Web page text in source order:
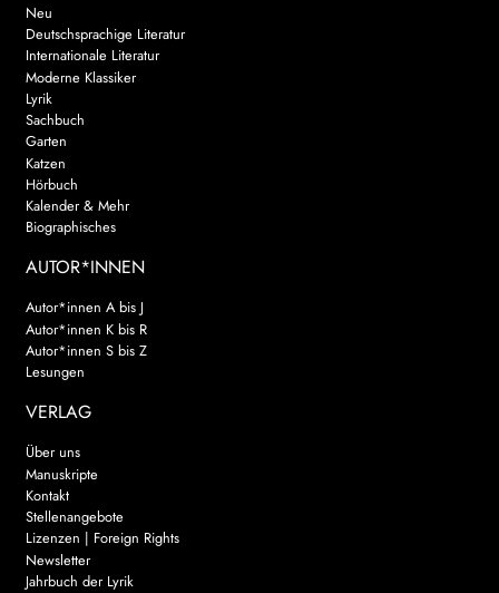
Neu
Deutschsprachige Literatur
Internationale Literatur
Moderne Klassiker
Lyrik
Sachbuch
Garten
Katzen
Hörbuch
Kalender & Mehr
Biographisches
AUTOR*INNEN
Autor*innen A bis J
Autor*innen K bis R
Autor*innen S bis Z
Lesungen
VERLAG
Über uns
Manuskripte
Kontakt
Stellenangebote
Lizenzen | Foreign Rights
Newsletter
Jahrbuch der Lyrik